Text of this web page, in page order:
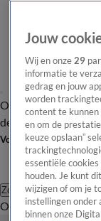
Overzicht
de redactie
Volg Shownieuws
Zoeken
Overzicht
Jouw
Wij en onze 29
informatie te
gedrag en jouw
worden
content te kunnen
en om de
keuze opslaan”
essentiële
houden. Je kunt
wijzigen of om je
instellingen onder
binnen onze